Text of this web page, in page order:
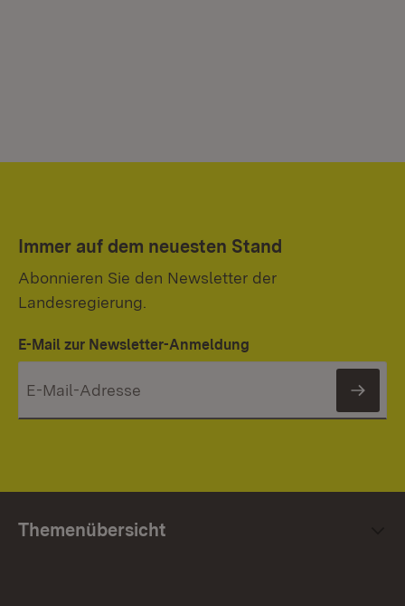
Immer auf dem neuesten Stand
Abonnieren Sie den Newsletter der
Landesregierung.
E-Mail zur Newsletter-Anmeldung
Themenübersicht